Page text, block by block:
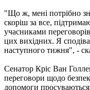
"Що ж, мені потрібно
скоріш за все,
учасниками
цих вихідних. Я
наступного тижня", -
Сенатор Кріс Ван
переговори щодо
допомоги